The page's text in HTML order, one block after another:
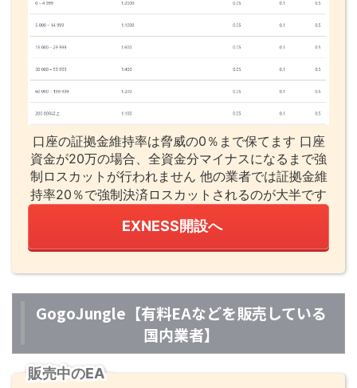
口座の証拠金維持率は脅威の0％まで保てます 口座
資金が20万の場合、全資金分マイナスになるまで強
制ロスカットが行われません 他の業者では証拠金維
持率20％で強制決済ロスカットされるのが大半です
EXNESS開設へ
GogoJungle【有料EAなどを販売している
国内業者】
販売中のEA